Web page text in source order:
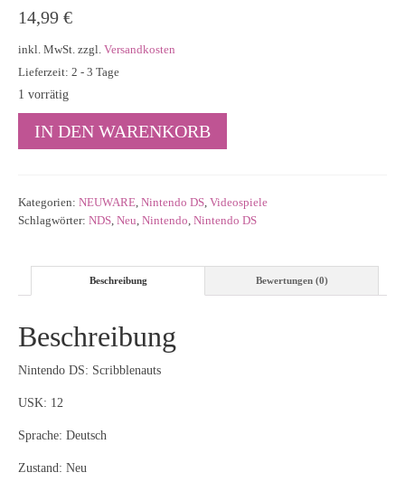
14,99 €
inkl. MwSt. zzgl. Versandkosten
Lieferzeit: 2 - 3 Tage
1 vorrätig
DS:
Science
IN DEN WARENKORB
Kategorien: NEUWARE Nintendo DS Videospiele
Schlagwörter: NDS Neu Nintendo Nintendo DS
Beschreibung Bewertungen (0)
Beschreibung
Nintendo DS: Scribblenauts
USK: 12
Sprache: Deutsch
Zustand: Neu